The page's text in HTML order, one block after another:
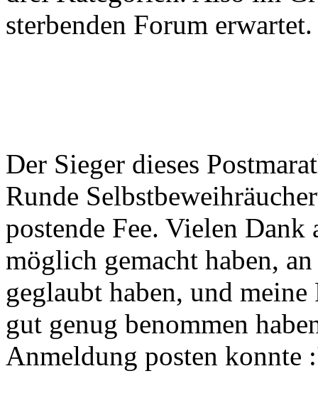
sterbenden Forum
Der Sieger dieses
Runde
postende Fee. Vielen Dank
möglich gemacht haben,
geglaubt haben, und
gut genug benommen
Anmeldung posten konnte